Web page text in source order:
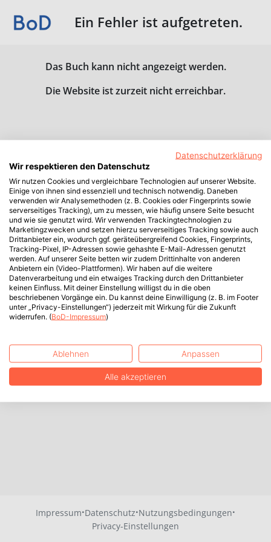
Ein Fehler ist aufgetreten.
Das Buch kann nicht angezeigt werden.
Die Website ist zurzeit nicht erreichbar.
Impressum·Datenschutz·Nutzungsbedingungen·
Privacy-Einstellungen
Datenschutzerklärung
Wir respektieren den Datenschutz
Wir nutzen Cookies und vergleichbare Technologien auf unserer Website.
Einige von ihnen sind essenziell und technisch notwendig. Daneben
verwenden wir Analysemethoden (z. B. Cookies oder Fingerprints sowie
serverseitiges Tracking), um zu messen, wie häufig unsere Seite besucht
und wie sie genutzt wird. Wir verwenden Trackingtechnologien zu
Marketingzwecken und setzen hierzu serverseitiges Tracking sowie auch
Drittanbieter ein, wodurch ggf. geräteübergreifend Cookies, Fingerprints,
Tracking-Pixel, IP-Adressen sowie gehashte E-Mail-Adressen genutzt
werden. Auf unserer Seite betten wir zudem Drittinhalte von anderen
Anbietern ein (Video-Plattformen). Wir haben auf die weitere
Datenverarbeitung und ein etwaiges Tracking durch den Drittanbieter
keinen Einfluss. Mit deiner Einstellung willigst du in die oben
beschriebenen Vorgänge ein. Du kannst deine Einwilligung (z. B. im Footer
unter „Privacy-Einstellungen“) jederzeit mit Wirkung für die Zukunft
widerrufen. (BoD-Impressum)
Ablehnen Anpassen
Alle akzeptieren